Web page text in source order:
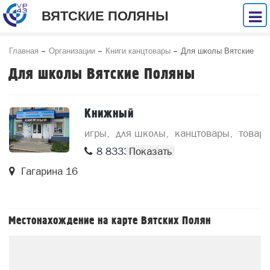
ВЯТСКИЕ ПОЛЯНЫ
Главная Организации Книги канцтовары
Для школы Вятские
Для школы Вятские Поляны
Книжный
игры для школы канцтовары
8 83334 7 32 32
Гагарина 16
Местонахождение на карте Вятских Полян